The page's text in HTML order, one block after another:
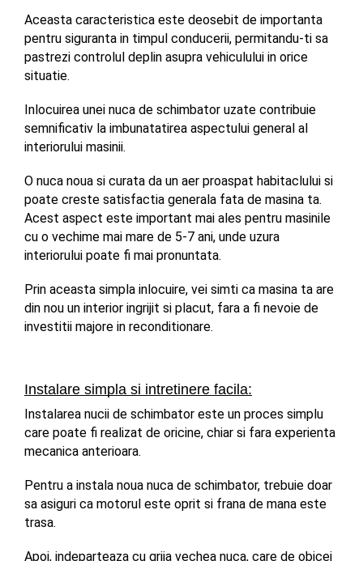
Aceasta caracteristica este deosebit de importanta
pentru siguranta in timpul conducerii, permitandu-ti sa
pastrezi controlul deplin asupra vehiculului in orice
situatie.
Inlocuirea unei nuca de schimbator uzate contribuie
semnificativ la imbunatatirea aspectului general al
interiorului masinii.
O nuca noua si curata da un aer proaspat habitaclului si
poate creste satisfactia generala fata de masina ta.
Acest aspect este important mai ales pentru masinile
cu o vechime mai mare de 5-7 ani, unde uzura
interiorului poate fi mai pronuntata.
Prin aceasta simpla inlocuire, vei simti ca masina ta are
din nou un interior ingrijit si placut, fara a fi nevoie de
investitii majore in reconditionare.
Instalare simpla si intretinere facila:
Instalarea nucii de schimbator este un proces simplu
care poate fi realizat de oricine, chiar si fara experienta
mecanica anterioara.
Pentru a instala noua nuca de schimbator, trebuie doar
sa asiguri ca motorul este oprit si frana de mana este
trasa.
Apoi, indeparteaza cu grija vechea nuca, care de obicei